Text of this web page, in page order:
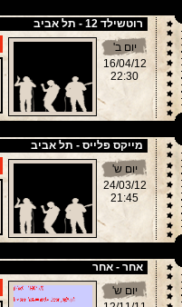
רוטשילד 12 - תל אביב
יום ב'
16/04/12
22:30
מייקס פלייס - תל אביב
יום ש'
24/03/12
21:45
אחר - אחר
יום ש'